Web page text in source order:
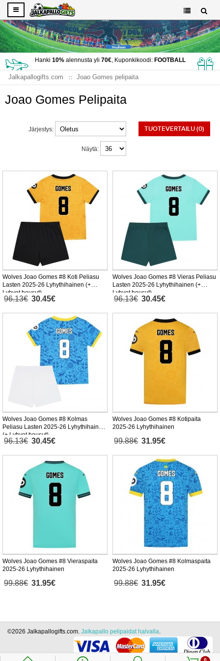
Hanki 10%alennusta yli 70€, Kuponkikoodi: FOOTBALL
Jalkapallogifts.com Joao Gomes pelipaita
Joao Gomes Pelipaita
TUOTEVERTAILU (0)
Järjestys:
Näytä:
Wolves Joao Gomes #8 Koti Peliasu
Lasten 2025-26 Lyhythihainen (+
Lyhyet housut)
96.13€ 30.45€
Wolves Joao Gomes #8 Vieras Peliasu
Lasten 2025-26 Lyhythihainen (+
Lyhyet housut)
96.13€ 30.45€
Wolves Joao Gomes #8 Kolmas
Peliasu Lasten 2025-26 Lyhythihainen
(+ Lyhyet housut)
96.13€ 30.45€
Wolves Joao Gomes #8 Kotipaita
2025-26 Lyhythihainen
99.88€ 31.95€
Wolves Joao Gomes #8 Vieraspaita
2025-26 Lyhythihainen
99.88€ 31.95€
Wolves Joao Gomes #8 Kolmaspaita
2025-26 Lyhythihainen
99.88€ 31.95€
0
©2026 Jalkapallogifts.com. Jalkapallo pelipaidat halvalla.